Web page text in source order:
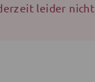
leider nicht